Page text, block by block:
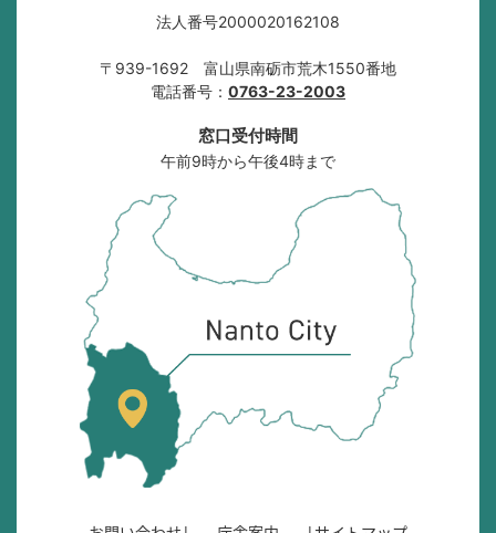
法人番号2000020162108
〒939-1692 富山県南砺市荒木1550番地
電話番号： 0763-23-2003
窓口受付時間
午前9時から午後4時まで
位
置
を
記
し
た
地
。